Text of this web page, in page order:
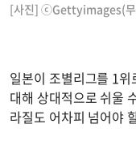
[사진] ⓒGettyimages(무
일본이 조별리그를 1
대해 상대적으로 쉬울
라질도 어차피 넘어야